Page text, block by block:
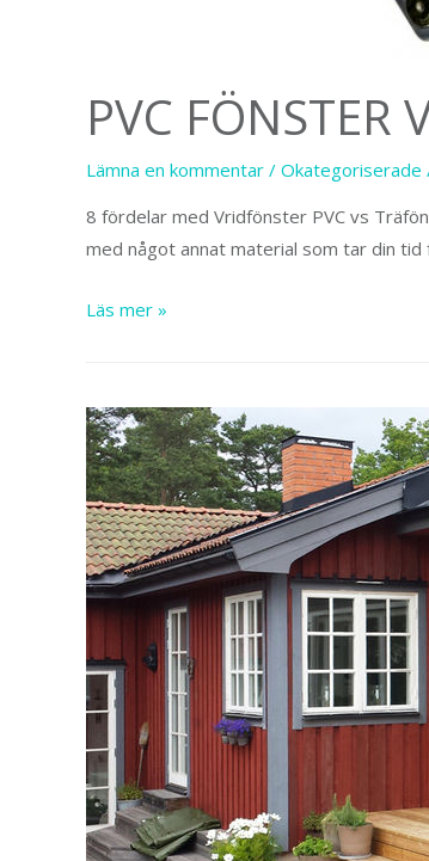
PVC FÖNSTER
Lämna en kommentar / Okategoriserade
8 fördelar med Vridfönster PVC vs
med något annat material som tar din
Pvc
i
helt
unik
design.
Läs mer »